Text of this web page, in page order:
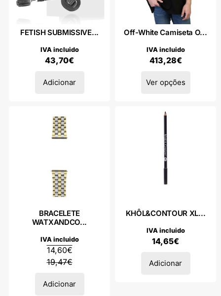
FETISH SUBMISSIVE...
43,70€
IVA incluido
Adicionar
Off-White Camiseta O...
413,28€
IVA incluido
Ver opções
BRACELETE
WATXANDCO...
19,47€
14,60€
IVA incluido
Adicionar
KHÔL&CONTOUR XL...
14,65€
IVA incluido
Adicionar